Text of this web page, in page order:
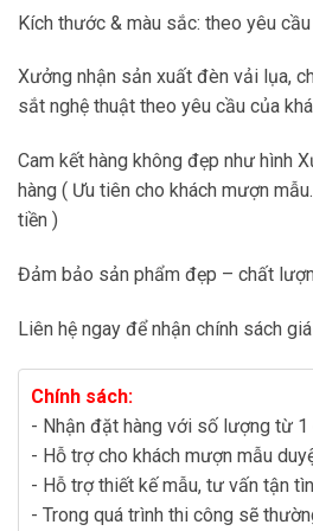
Kích thước & màu sắc: theo yêu cầu
Xưởng nhận sản xuất đèn vải lụa,
sắt nghệ thuật theo yêu cầu của
Cam kết hàng không đẹp như hình
hàng ( Ưu tiên cho khách mượn
tiền )
Đảm bảo sản phẩm đẹp – chất
Liên hệ ngay để nhận chính sách
Chính sách:
- Nhận đặt hàng với số lượng từ 1
- Hỗ trợ cho khách mượn mẫu
- Hỗ trợ thiết kế mẫu, tư vấn tận
- Trong quá trình thi công sẽ